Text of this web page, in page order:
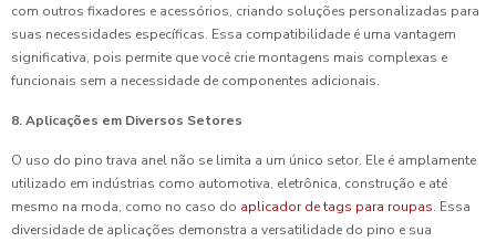
com outros fixadores e acessórios, criando soluções personalizadas para
suas necessidades específicas. Essa compatibilidade é uma vantagem
significativa, pois permite que você crie montagens mais complexas e
funcionais sem a necessidade de componentes adicionais.
8. Aplicações em Diversos Setores
O uso do pino trava anel não se limita a um único setor. Ele é amplamente
utilizado em indústrias como automotiva, eletrônica, construção e até
mesmo na moda, como no caso do aplicador de tags para roupas. Essa
diversidade de aplicações demonstra a versatilidade do pino e sua